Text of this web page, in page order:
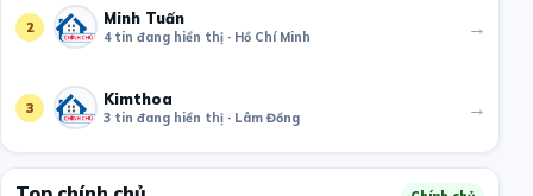
2 Minh Tuấn
4 tin đang hiển thị · Hồ Chí Minh →
3 Kimthoa
3 tin đang hiển thị · Lâm Đồng →